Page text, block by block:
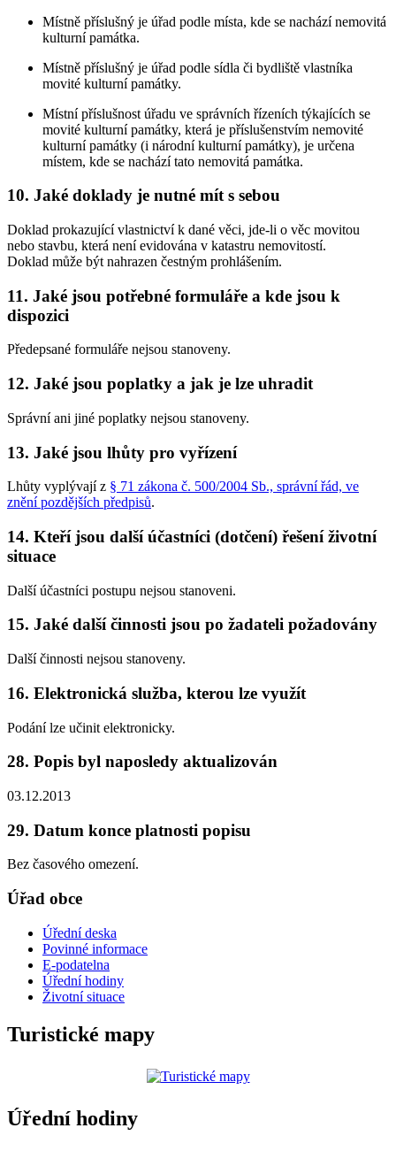
Místně příslušný je úřad podle místa, kde se nachází nemovitá
kulturní památka.
Místně příslušný je úřad podle sídla či bydliště vlastníka
movité kulturní památky.
Místní příslušnost úřadu ve správních řízeních týkajících se
movité kulturní památky, která je příslušenstvím nemovité
kulturní památky (i národní kulturní památky), je určena
místem, kde se nachází tato nemovitá památka.
10. Jaké doklady je nutné mít s sebou
Doklad prokazující vlastnictví k dané věci, jde-li o věc movitou
nebo stavbu, která není evidována v katastru nemovitostí.
Doklad může být nahrazen čestným prohlášením.
11. Jaké jsou potřebné formuláře a kde jsou k
dispozici
Předepsané formuláře nejsou stanoveny.
12. Jaké jsou poplatky a jak je lze uhradit
Správní ani jiné poplatky nejsou stanoveny.
13. Jaké jsou lhůty pro vyřízení
Lhůty vyplývají z § 71 zákona č. 500/2004 Sb., správní řád, ve
znění pozdějších předpisů.
14. Kteří jsou další účastníci (dotčení) řešení životní
situace
Další účastníci postupu nejsou stanoveni.
15. Jaké další činnosti jsou po žadateli požadovány
Další činnosti nejsou stanoveny.
16. Elektronická služba, kterou lze využít
Podání lze učinit elektronicky.
28. Popis byl naposledy aktualizován
03.12.2013
29. Datum konce platnosti popisu
Bez časového omezení.
Úřad obce
Úřední deska
Povinné informace
E-podatelna
Úřední hodiny
Životní situace
Turistické mapy
Úřední hodiny